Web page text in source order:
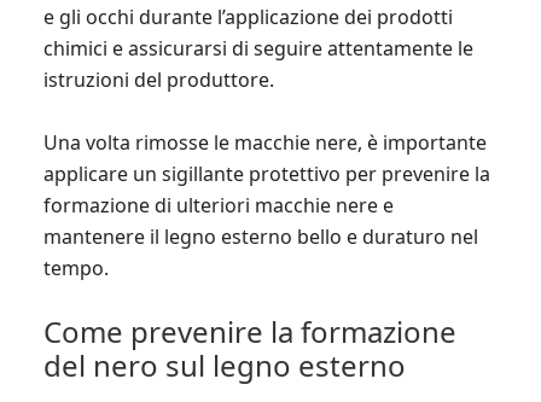
e gli occhi durante l’applicazione dei prodotti
chimici e assicurarsi di seguire attentamente le
istruzioni del produttore.
Una volta rimosse le macchie nere, è importante
applicare un sigillante protettivo per prevenire la
formazione di ulteriori macchie nere e
mantenere il legno esterno bello e duraturo nel
tempo.
Come prevenire la formazione
del nero sul legno esterno